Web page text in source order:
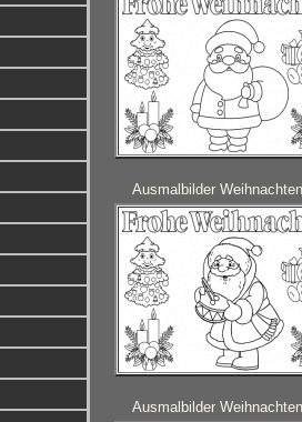
Ausmalbilder
Ausmalbilder